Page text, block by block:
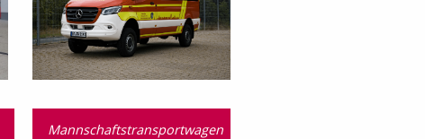
Mannschaftstransportwagen